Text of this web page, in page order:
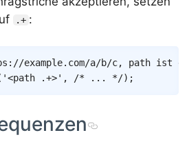
.+ :
example.com/a/b/c, path ist
'<path .+>' , /* ... */) ;
Copy